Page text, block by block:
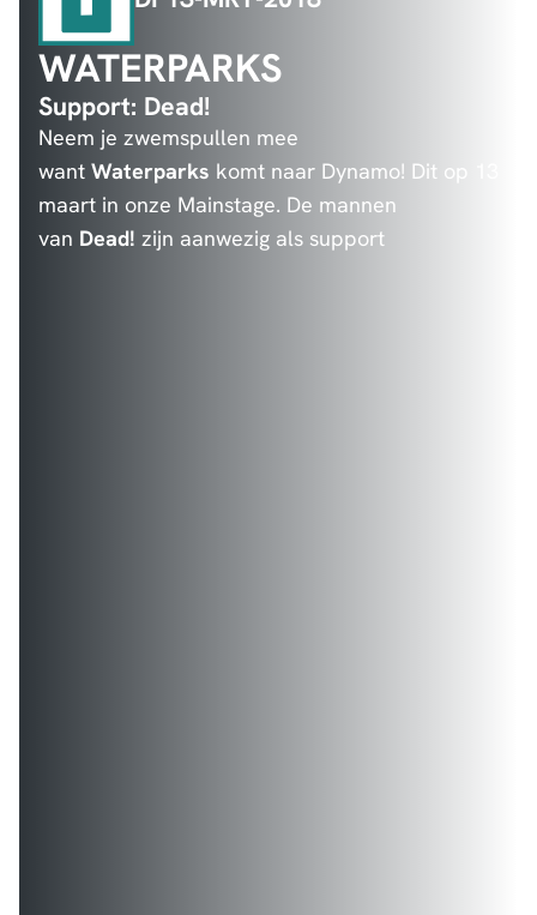
WATERPARKS
Support: Dead!
Neem je zwemspullen mee
want Waterparks komt naar Dynamo! Dit op 13
maart in onze Mainstage. De mannen
van Dead! zijn aanwezig als support